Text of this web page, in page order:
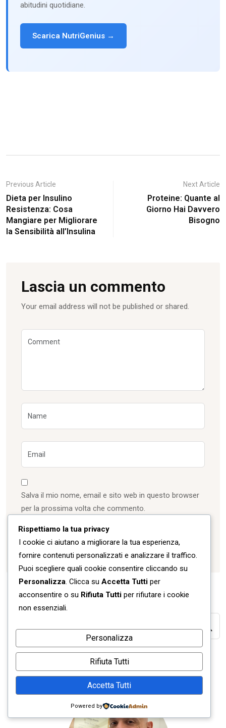
abitudini quotidiane.
Scarica NutriGenius →
Previous Article
Dieta per Insulino
Resistenza: Cosa
Mangiare per Migliorare
la Sensibilità all’Insulina
Next Article
Proteine: Quante al
Giorno Hai Davvero
Bisogno
Lascia un commento
Your email address will not be published or shared.
Salva il mio nome, email e sito web in questo browser
per la prossima volta che commento.
Invia commento
Rispettiamo la tua privacy
I cookie ci aiutano a migliorare la tua esperienza,
fornire contenuti personalizzati e analizzare il traffico.
Puoi scegliere quali cookie consentire cliccando su
Personalizza. Clicca su Accetta Tutti per
acconsentire o su Rifiuta Tutti per rifiutare i cookie
non essenziali.
Personalizza
Rifiuta Tutti
Accetta Tutti
Powered by